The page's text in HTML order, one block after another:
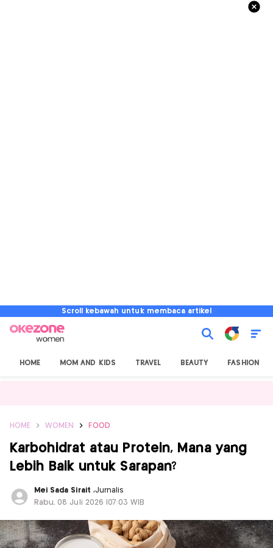
Scroll kebawah untuk membaca artikel
HOME MOM AND KIDS TRAVEL BEAUTY FASHION
HOME WOMEN FOOD
Karbohidrat atau Protein, Mana yang
Lebih Baik untuk Sarapan?
Mei Sada Sirait ,Jurnalis
Rabu, 08 Juli 2026 |07:03 WIB